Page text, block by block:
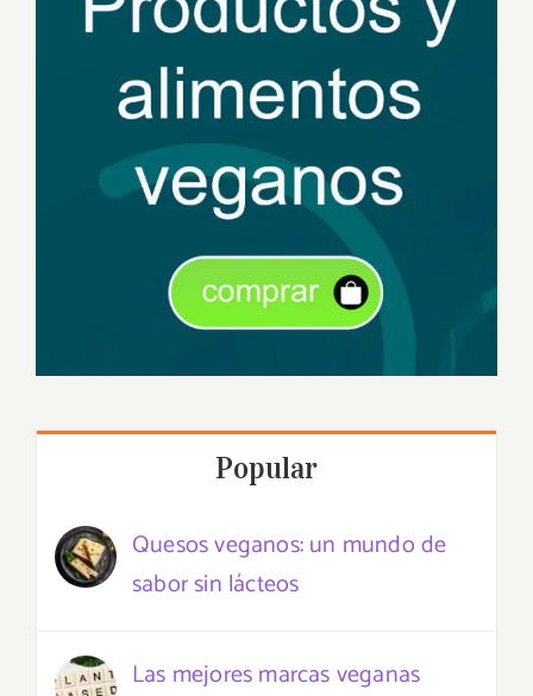
Popular
Quesos veganos: un mundo de
sabor sin lácteos
Las mejores marcas veganas